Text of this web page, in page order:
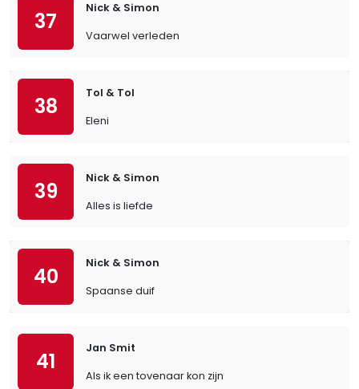
37
Nick & Simon
Vaarwel verleden
38
Tol & Tol
Eleni
39
Nick & Simon
Alles is liefde
40
Nick & Simon
Spaanse duif
41
Jan Smit
Als ik een tovenaar kon zijn